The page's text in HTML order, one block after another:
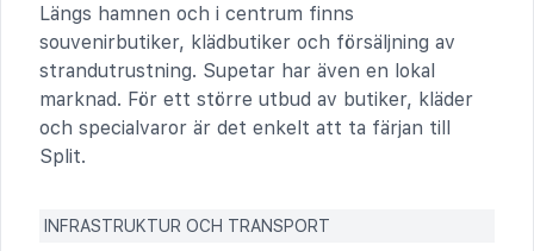
Längs hamnen och i centrum finns
souvenirbutiker, klädbutiker och försäljning av
strandutrustning. Supetar har även en lokal
marknad. För ett större utbud av butiker, kläder
och specialvaror är det enkelt att ta färjan till
Split.
INFRASTRUKTUR OCH TRANSPORT